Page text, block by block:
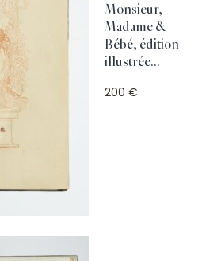
Monsieur,
Madame &
Bébé, édition
illustrée...
200 €